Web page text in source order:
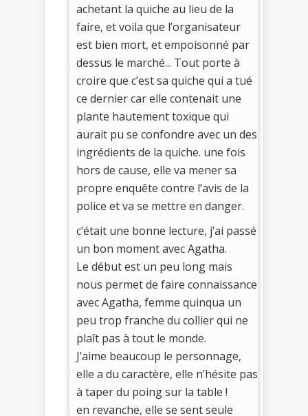
achetant la quiche au lieu de la
faire, et voila que l’organisateur
est bien mort, et empoisonné par
dessus le marché... Tout porte à
croire que c’est sa quiche qui a tué
ce dernier car elle contenait une
plante hautement toxique qui
aurait pu se confondre avec un des
ingrédients de la quiche. une fois
hors de cause, elle va mener sa
propre enquête contre l’avis de la
police et va se mettre en danger.
c’était une bonne lecture, j’ai passé
un bon moment avec Agatha.
Le début est un peu long mais
nous permet de faire connaissance
avec Agatha, femme quinqua un
peu trop franche du collier qui ne
plaît pas à tout le monde.
J’aime beaucoup le personnage,
elle a du caractère, elle n’hésite pas
à taper du poing sur la table !
en revanche, elle se sent seule